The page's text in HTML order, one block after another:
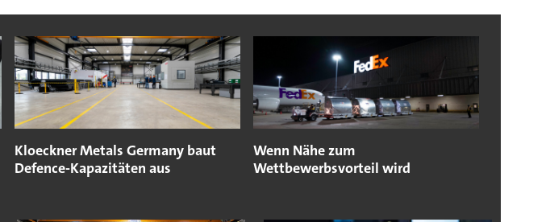
Kloeckner Metals Germany baut
Defence-Kapazitäten aus
Wenn Nähe zum
Wettbewerbsvorteil wird